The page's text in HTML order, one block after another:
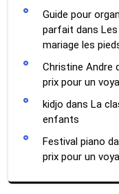
Guide pour
parfait dans
mariage les
Christine Andre
prix pour un
kidjo dans La
enfants
Festival piano
prix pour un